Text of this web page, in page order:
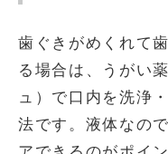
歯ぐきがめくれて
る場合は、うがい
ュ）で口内を洗浄
法です。液体なの